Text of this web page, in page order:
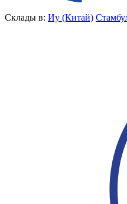
Склады в: Иу (Китай)